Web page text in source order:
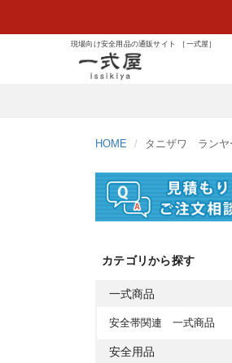
現場向け安全用品の通販サイト ［一式屋］
HOME タニザワ ランヤ
カテゴリから探す
一式商品
安全帯関連 一式商品
安全用品